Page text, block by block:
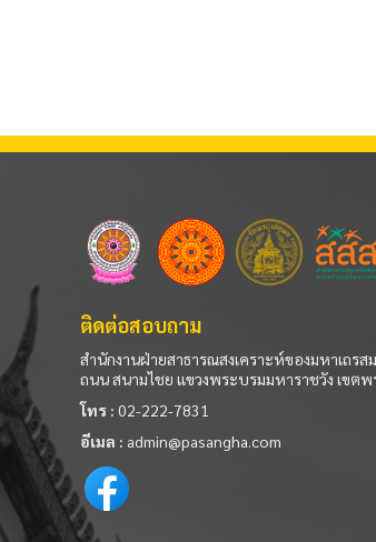
ติดต่อสอบถาม
สำนักงานฝ่ายสาธารณสงเคราะห์ของมหาเถร
ถนน สนามไชย แขวงพระบรมมหาราชวัง เขต
โทร : 02-222-7831
อีเมล : admin@pasangha.com